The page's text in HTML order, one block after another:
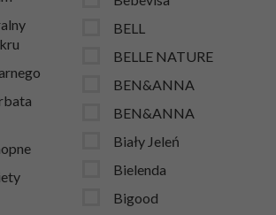
BELL
BELLE NATURE
BEN&ANNA
BEN&ANNA
Biały Jeleń
Bielenda
Bigood